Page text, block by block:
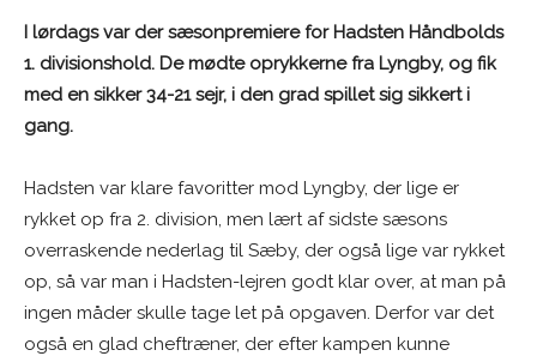
I lørdags var der sæsonpremiere for Hadsten Håndbolds
1. divisionshold. De mødte oprykkerne fra Lyngby, og fik
med en sikker 34-21 sejr, i den grad spillet sig sikkert i
gang.
Hadsten var klare favoritter mod Lyngby, der lige er
rykket op fra 2. division, men lært af sidste sæsons
overraskende nederlag til Sæby, der også lige var rykket
op, så var man i Hadsten-lejren godt klar over, at man på
ingen måder skulle tage let på opgaven. Derfor var det
også en glad cheftræner, der efter kampen kunne